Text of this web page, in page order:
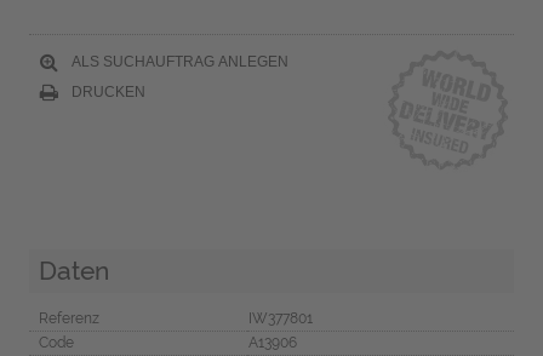
ALS SUCHAUFTRAG ANLEGEN
DRUCKEN
Daten
Referenz
IW377801
Code
A13906